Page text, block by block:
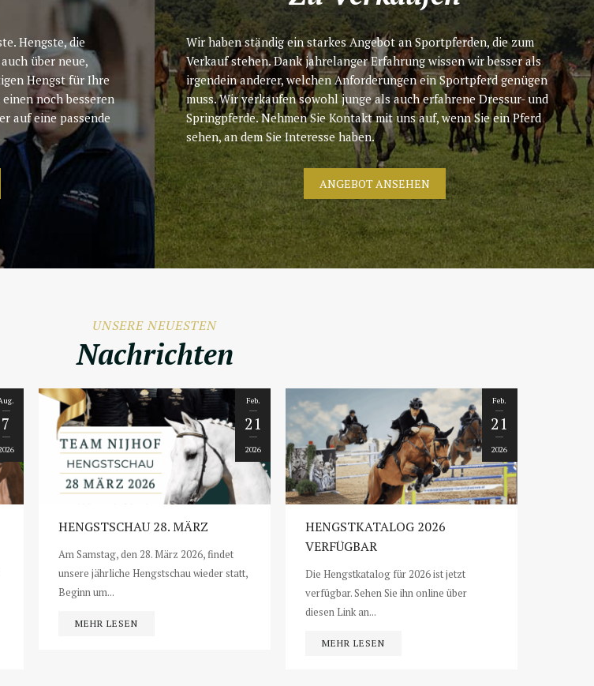
Hengste, die
über neue,
Hengst für Ihre
noch besseren
auf eine passende
Wir haben ständig ein starkes Angebot an Sportpferden, die zum
Verkauf stehen. Dank jahrelanger Erfahrung wissen wir besser als
irgendein anderer, welchen Anforderungen ein Sportpferd genügen
muss. Wir verkaufen sowohl junge als auch erfahrene Dressur- und
Springpferde. Nehmen Sie Kontakt mit uns auf, wenn Sie ein Pferd
sehen, an dem Sie Interesse haben.
ANGEBOT ANSEHEN
UNSERE NEUESTEN
Nachrichten
7
Feb.
21
2026
HENGSTSCHAU 28. MÄRZ
Am Samstag, den 28. März 2026, findet
unsere jährliche Hengstschau wieder statt,
Beginn um...
MEHR LESEN
Feb.
21
2026
HENGSTKATALOG 2026
VERFÜGBAR
Die Hengstkatalog für 2026 ist jetzt
verfügbar. Sehen Sie ihn online über
diesen Link an...
MEHR LESEN